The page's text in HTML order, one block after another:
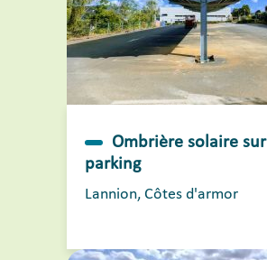
Ombrière solaire sur
parking
Lannion, Côtes d'armor